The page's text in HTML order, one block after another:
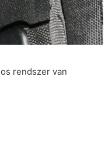
rendszer van